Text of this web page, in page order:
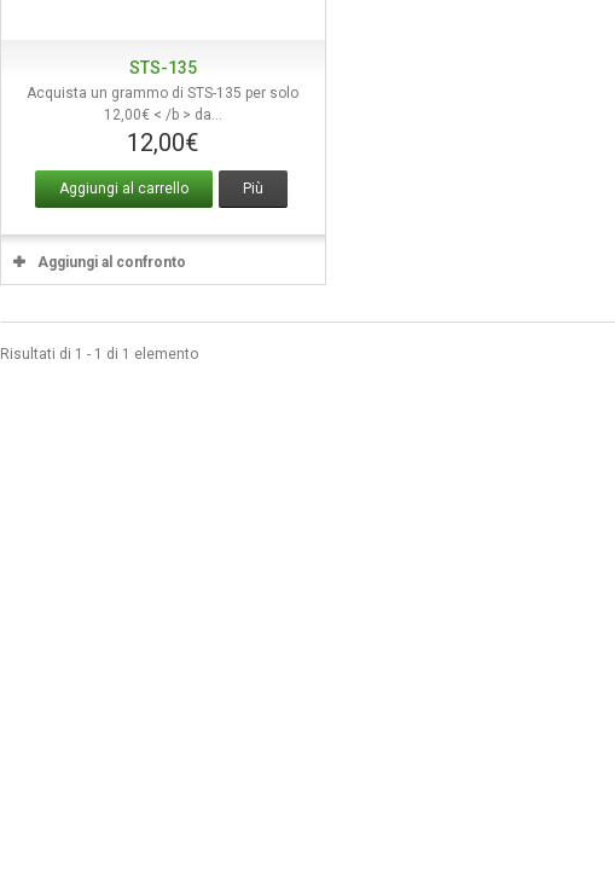
Vista rapida
STS-135
Acquista un grammo di STS-135 per solo
12,00€ < /b > da...
12,00€
Aggiungi al carrello Più
Aggiungi al confronto
Risultati di 1 - 1 di 1 elemento